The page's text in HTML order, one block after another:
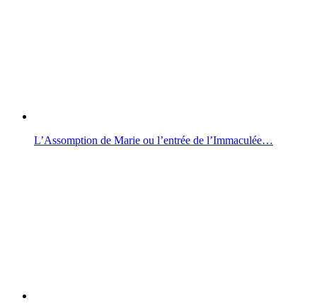
L’Assomption de Marie ou l’entrée de l’Immaculée…